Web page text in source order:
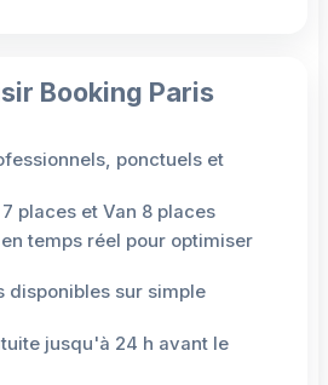
Booking Paris
ponctuels et
places et Van 8 places
temps réel pour optimiser
disponibles sur simple
jusqu'à 24 h avant le